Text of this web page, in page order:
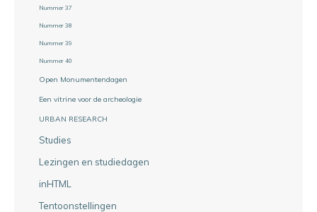
Nummer 37
Nummer 38
Nummer 39
Nummer 40
Open Monumentendagen
Een vitrine voor de archeologie
URBAN RESEARCH
Studies
Lezingen en studiedagen
inHTML
Tentoonstellingen